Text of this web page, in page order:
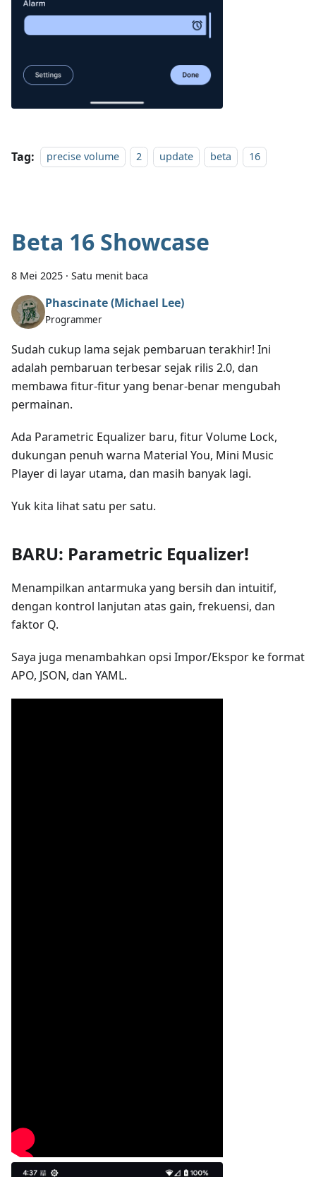
Tag: precise volume 2 update beta 16
Beta 16 Showcase
8 Mei 2025 · Satu menit baca
Phascinate (Michael Lee)
Programmer
Sudah cukup lama sejak pembaruan terakhir! Ini
adalah pembaruan terbesar sejak rilis 2.0, dan
membawa fitur-fitur yang benar-benar mengubah
permainan.
Ada Parametric Equalizer baru, fitur Volume Lock,
dukungan penuh warna Material You, Mini Music
Player di layar utama, dan masih banyak lagi.
Yuk kita lihat satu per satu.
BARU: Parametric Equalizer!
Menampilkan antarmuka yang bersih dan intuitif,
dengan kontrol lanjutan atas gain, frekuensi, dan
faktor Q.
Saya juga menambahkan opsi Impor/Ekspor ke format
APO, JSON, dan YAML.